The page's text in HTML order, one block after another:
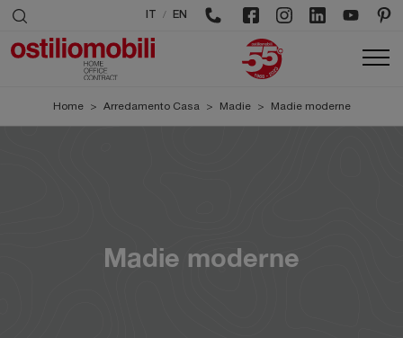
/ EN
Home > Arredamento Casa > Madie > Madie moderne
Madie moderne